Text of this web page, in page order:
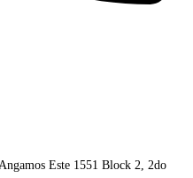
Este 1551 Block 2, 2do